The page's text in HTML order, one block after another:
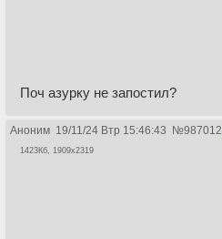
Поч азурку не запостил?
Аноним 19/11/24 Втр 15:46:43 №987012
1423Кб, 1909x2319